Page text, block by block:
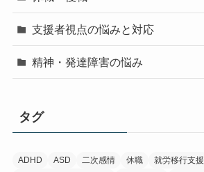
支援者視点の悩みと対応
精神・発達障害の悩み
タグ
ADHD ASD 二次感情 休職 就労移行支援